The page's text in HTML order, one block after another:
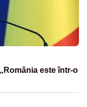
este într-o